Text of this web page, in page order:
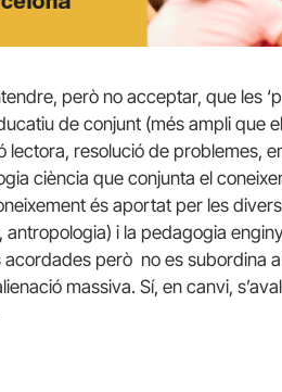
però no acceptar, que les
de conjunt (més ampli que
resolució de problemes,
ciència que conjunta el
és aportat per les
i la pedagogia
però no es subordina
massiva. Sí, en canvi,